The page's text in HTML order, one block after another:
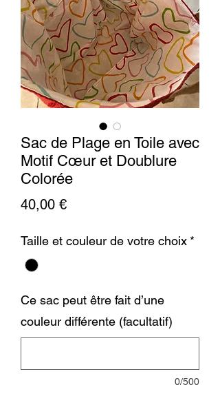
Sac de Plage en Toile avec
Motif Cœur et Doublure
Colorée
40,00 €Prix
Taille et couleur de votre choix *
Ce sac peut être fait d’une
couleur différente (facultatif)
0/500